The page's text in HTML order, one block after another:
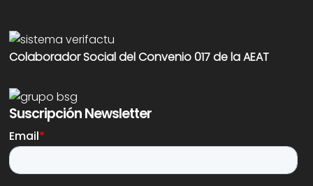
Colaborador Social del Convenio 017 de la AEAT
Suscripción Newsletter